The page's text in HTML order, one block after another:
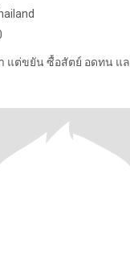
แต่ขยัน ซื้อสัตย์ อดทน แ